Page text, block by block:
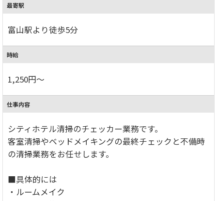
最寄駅
富山駅より徒歩5分
時給
1,250円～
仕事内容
シティホテル清掃のチェッカー業務です。
客室清掃やベッドメイキングの最終チェックと不備時
の清掃業務をお任せします。
■具体的には
・ルームメイク